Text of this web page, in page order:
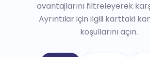
avantajlarını filtreleyerek
Ayrıntılar için ilgili karttaki
koşullarını açın.